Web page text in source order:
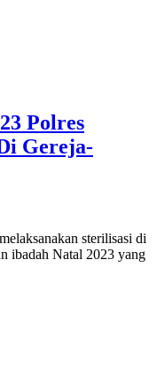
Polres
Gereja-
sterilisasi di
ibadah Natal 2023 yang